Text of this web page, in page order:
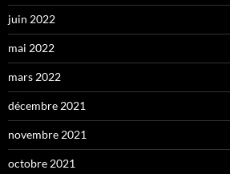
juin 2022
mai 2022
mars 2022
décembre 2021
novembre 2021
octobre 2021